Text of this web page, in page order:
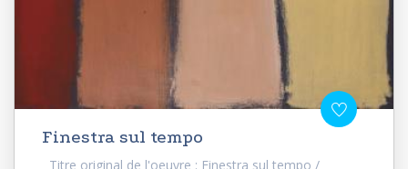
Finestra sul tempo
Titre original de l'oeuvre : Finestra sul tempo /